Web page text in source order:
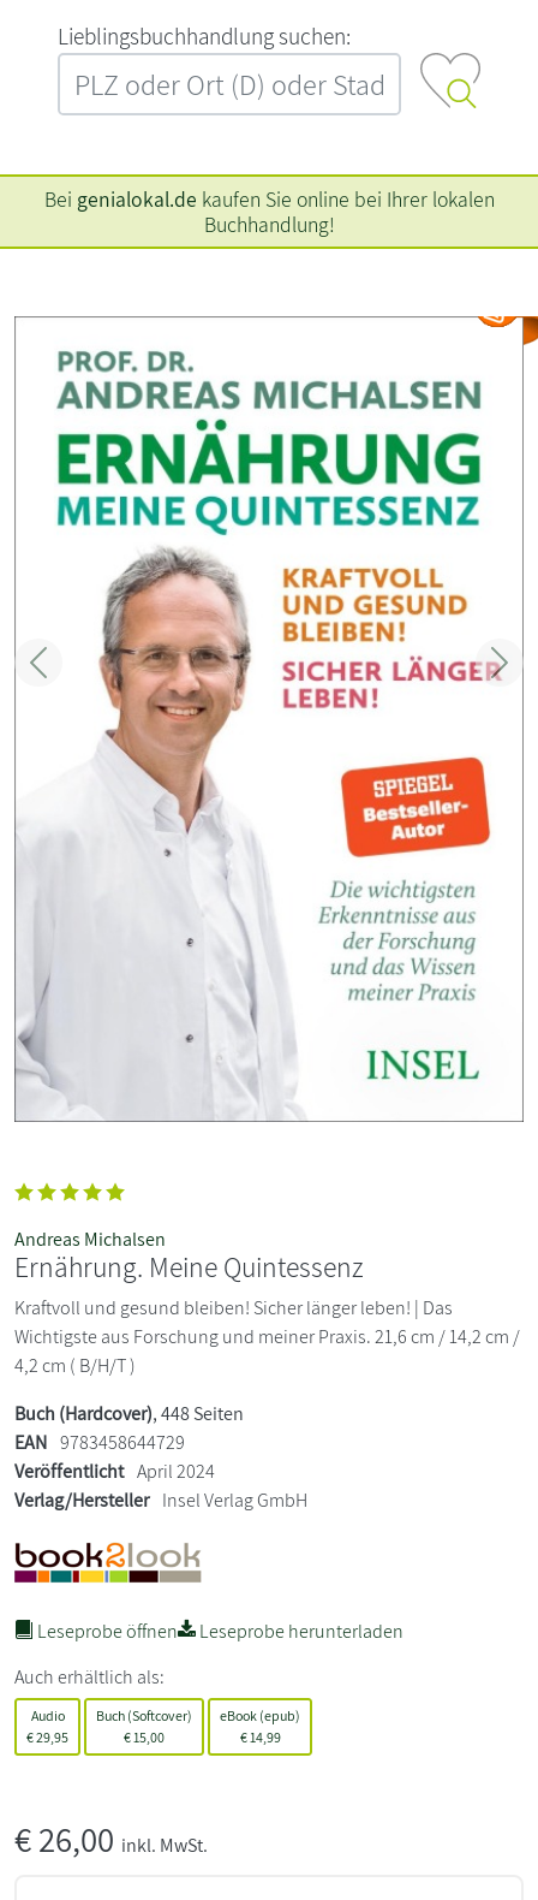
L‍i‍e‍b‍l‍i‍n‍g‍s‍b‍u‍c‍h‍h‍a‍n‍d‍l‍u‍n‍g‍ ‍s‍u‍c‍h‍e‍n‍:‍
Bei genialokal.de kaufen Sie online bei Ihrer lokalen
Buchhandlung!
Zurück
Andreas Michalsen
Ernährung. Meine Quintessenz
Kraftvoll und gesund bleiben! Sicher länger leben! | Das
Wichtigste aus Forschung und meiner Praxis. 21,6 cm / 14,2 cm /
4,2 cm ( B/H/T )
Buch (Hardcover), 448 Seiten
EAN 9783458644729
Veröffentlicht April 2024
Verlag/Hersteller Insel Verlag GmbH
Leseprobe öffnen
Leseprobe herunterladen
Auch erhältlich als:
Audio
€29,95
Buch (Softcover)
€ 15,00
eBook (epub)
€14,99
€26,00 inkl. MwSt.